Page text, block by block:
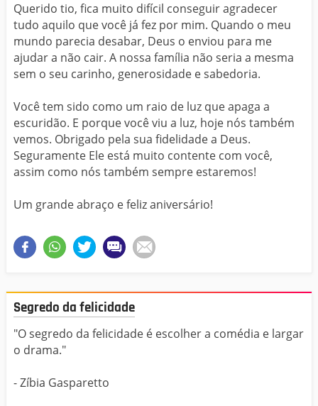
Querido tio, fica muito difícil conseguir agradecer
tudo aquilo que você já fez por mim. Quando o meu
mundo parecia desabar, Deus o enviou para me
ajudar a não cair. A nossa família não seria a mesma
sem o seu carinho, generosidade e sabedoria.
Você tem sido como um raio de luz que apaga a
escuridão. E porque você viu a luz, hoje nós também
vemos. Obrigado pela sua fidelidade a Deus.
Seguramente Ele está muito contente com você,
assim como nós também sempre estaremos!
Um grande abraço e feliz aniversário!
Segredo da felicidade
"O segredo da felicidade é escolher a comédia e largar
o drama."
- Zíbia Gasparetto